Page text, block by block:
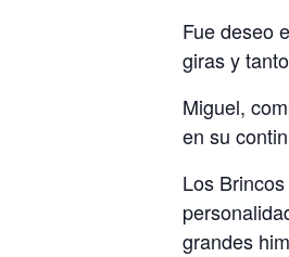
Fue deseo
giras y
Miguel,
en su
Los
grandes